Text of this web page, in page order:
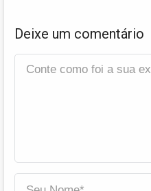
Deixe um comentário